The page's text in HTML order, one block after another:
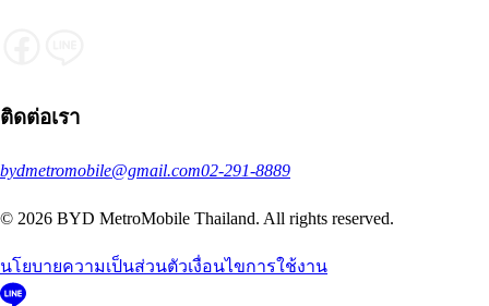
ติดต่อเรา
bydmetromobile@gmail.com02-291-8889
© 2026 BYD MetroMobile Thailand. All rights reserved.
นโยบายความเป็นส่วนตัวเงื่อนไขการใช้งาน